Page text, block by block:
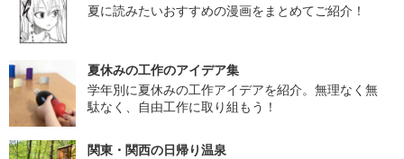
夏に読みたいおすすめの漫画をまとめてご紹介！
夏休みの工作のアイデア集
学年別に夏休みの工作アイデアを紹介。無理なく無
駄なく、自由工作に取り組もう！
関東・関西の日帰り温泉